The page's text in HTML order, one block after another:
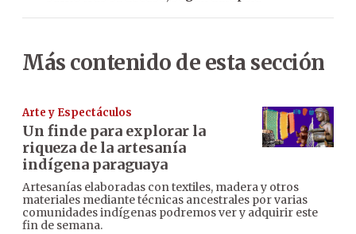
Más contenido de esta sección
Arte y Espectáculos
Un finde para explorar la
riqueza de la artesanía
indígena paraguaya
Artesanías elaboradas con textiles, madera y otros
materiales mediante técnicas ancestrales por varias
comunidades indígenas podremos ver y adquirir este
fin de semana.